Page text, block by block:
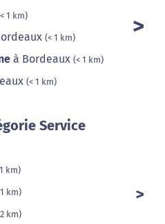
1 km)
(< 1 km)
à Bordeaux (< 1 km)
(< 1 km)
Service
km)
km)
km)